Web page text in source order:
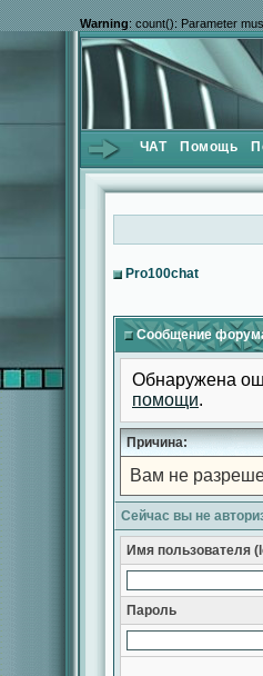
Warning: count(): Parameter
ЧАТ Помощь
Pro100chat
Сообщение
Обнаружена
помощи.
Причина:
Вам не
Сейчас вы не
Имя пользователя
Пароль